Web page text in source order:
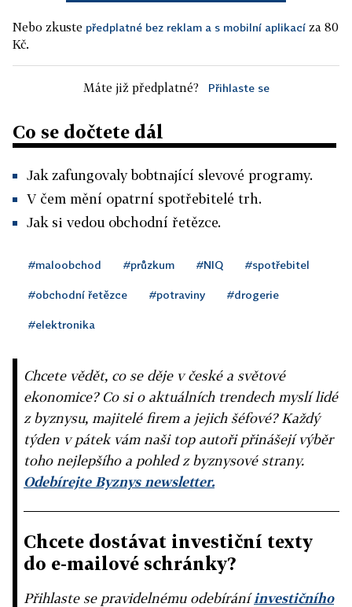
Nebo zkuste předplatné bez reklam a s mobilní aplikací za 80
Kč.
Máte již předplatné? Přihlaste se
Co se dočtete dál
Jak zafungovaly bobtnající slevové programy.
V čem mění opatrní spotřebitelé trh.
Jak si vedou obchodní řetězce.
#maloobchod #průzkum #NIQ #spotřebitel
#obchodní řetězce #potraviny #drogerie
#elektronika
Chcete vědět, co se děje v české a světové
ekonomice? Co si o aktuálních trendech myslí lidé
z byznysu, majitelé firem a jejich šéfové? Každý
týden v pátek vám naši top autoři přinášejí výběr
toho nejlepšího a pohled z byznysové strany.
Odebírejte Byznys newsletter.
Chcete dostávat investiční texty
do e-mailové schránky?
Přihlaste se pravidelnému odebíráníinvestičního